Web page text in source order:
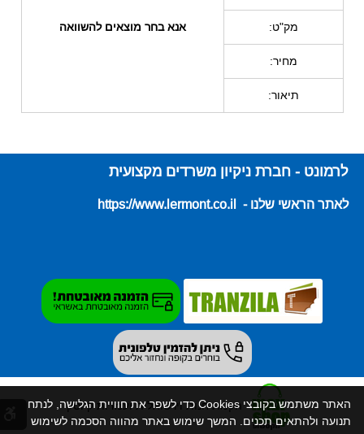
אנא בחר מוצאים להשוואה מק"ט:
מחיר:
תיאור:
לרמונט - חברת ניקיון משרדים מקצועית
לאתר הראשי שלנו - https://www.lermont.co.il
הקמת חנות וירטואלית ועמדות קיוסק
האתר משתמש בקובצי Cookies כדי לשפר את חוויית הגלישה, לנתח
תנועה ולהתאים תכנים. המשך שימוש באתר מהווה הסכמה לשימוש